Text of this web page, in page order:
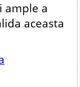
ample a
aceasta